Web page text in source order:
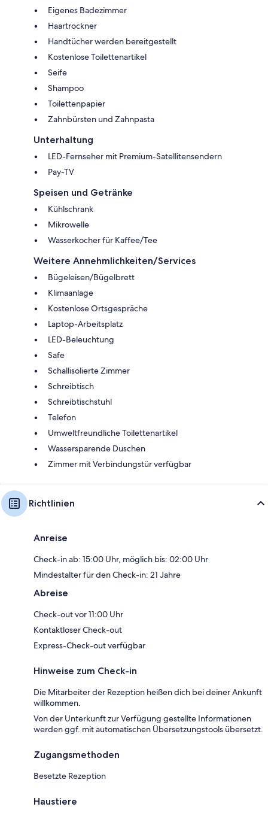
Eigenes Badezimmer
Haartrockner
Handtücher werden bereitgestellt
Kostenlose Toilettenartikel
Seife
Shampoo
Toilettenpapier
Zahnbürsten und Zahnpasta
Unterhaltung
LED-Fernseher mit Premium-Satellitensendern
Pay-TV
Speisen und Getränke
Kühlschrank
Mikrowelle
Wasserkocher für Kaffee/Tee
Weitere Annehmlichkeiten/Services
Bügeleisen/Bügelbrett
Klimaanlage
Kostenlose Ortsgespräche
Laptop-Arbeitsplatz
LED-Beleuchtung
Safe
Schallisolierte Zimmer
Schreibtisch
Schreibtischstuhl
Telefon
Umweltfreundliche Toilettenartikel
Wassersparende Duschen
Zimmer mit Verbindungstür verfügbar
Richtlinien
Anreise
Check-in ab: 15:00 Uhr, möglich bis: 02:00 Uhr
Mindestalter für den Check-in: 21 Jahre
Abreise
Check-out vor 11:00 Uhr
Kontaktloser Check-out
Express-Check-out verfügbar
Hinweise zum Check-in
Die Mitarbeiter der Rezeption heißen dich bei deiner Ankunft
willkommen.
Von der Unterkunft zur Verfügung gestellte Informationen
werden ggf. mit automatischen Übersetzungstools übersetzt.
Zugangsmethoden
Besetzte Rezeption
Haustiere